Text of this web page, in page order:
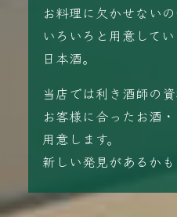
お料理に欠かせないの
いろいろと用意して
日本酒。
当店では利き酒師の
お客様に合ったお酒
用意します。
新しい発見があるかも